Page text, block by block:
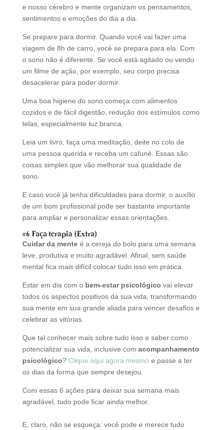
e nosso cérebro e mente organizam os pensamentos,
sentimentos e emoções do dia a dia.
Se prepare para dormir. Quando você vai fazer uma
viagem de 8h de carro, você se prepara para ela. Com
o sono não é diferente. Se você está agitado ou vendo
um filme de ação, por exemplo, seu corpo precisa
desacelerar para poder dormir.
Uma boa higiene do sono começa com alimentos
cozidos e de fácil digestão, redução dos estímulos como
telas, especialmente luz branca.
Leia um livro, faça uma meditação, deite no colo de
uma pessoa querida e receba um cafuné. Essas são
coisas simples que vão melhorar sua qualidade de
sono.
E caso você já tenha dificuldades para dormir, o auxílio
de um bom profissional pode ser bastante importante
para ampliar e personalizar essas orientações.
#6 Faça terapia (Extra)
Cuidar da mente é a cereja do bolo para uma semana
leve, produtiva e muito agradável. Afinal, sem saúde
mental fica mais difícil colocar tudo isso em prática.
Estar em dia com o bem-estar psicológico vai elevar
todos os aspectos positivos da sua vida, transformando
sua mente em sua grande aliada para vencer desafios e
celebrar as vitórias.
Que tal conhecer mais sobre tudo isso e saber como
potencializar sua vida, inclusive com acompanhamento
psicológico? Clique aqui agora mesmo e passe a ter
os dias da forma que sempre desejou.
Com essas 6 ações para deixar sua semana mais
agradável, tudo pode ficar ainda melhor.
E, claro, não se esqueça: você pode e merece tudo